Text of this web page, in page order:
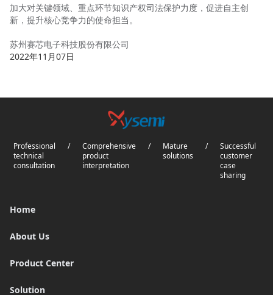
加大对关键领域、重点环节知识产权司法保护力度，促进自主创
新，提升核心竞争力的使命担当。
苏州赛芯电子科技股份有限公司
2022年11月07日
Professional
technical
consultation
/
Comprehensive
product
interpretation
/
Mature
solutions
/
Successful
customer
case
sharing
Home
About Us
Product Center
Solution